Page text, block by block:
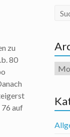
zu
80
76 auf